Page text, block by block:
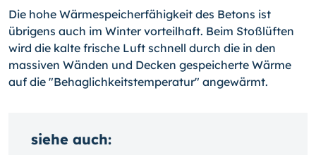
Die hohe Wärmespeicherfähigkeit des Betons ist
übrigens auch im Winter vorteilhaft. Beim Stoßlüften
wird die kalte frische Luft schnell durch die in den
massiven Wänden und Decken gespeicherte Wärme
auf die "Behaglichkeitstemperatur" angewärmt.
siehe auch: